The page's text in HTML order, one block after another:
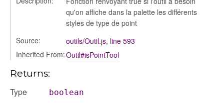
qu'on affiche dans la palette les différents
styles de type de point
Source:
outils/Outil.js, line 593
Inherited From:Outil#isPointTool
Returns:
Type boolean